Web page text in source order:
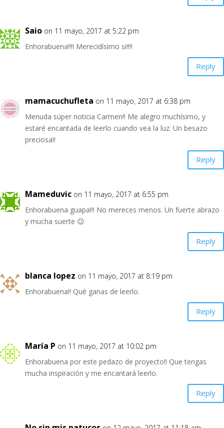
Saio on 11 mayo, 2017 at 5:22 pm
Enhorabuena!!!! Merecidísimo si!!!!
Reply
mamacuchufleta on 11 mayo, 2017 at 6:38 pm
Menuda súper noticia Carmen!! Me alegro muchísimo, y
estaré encantada de leerlo cuando vea la luz. Un besazo
preciosa!!
Reply
Mameduvic on 11 mayo, 2017 at 6:55 pm
Enhorabuena guapa!!! No mereces menos. Un fuerte abrazo
y mucha suerte 😉
Reply
blanca lopez on 11 mayo, 2017 at 8:19 pm
Enhorabuena!! Qué ganas de leerlo.
Reply
María P on 11 mayo, 2017 at 10:02 pm
Enhorabuena por este pedazo de proyecto!! Que tengas
mucha inspiración y me encantará leerlo.
Reply